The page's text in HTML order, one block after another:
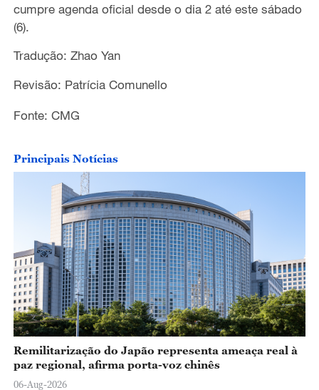
cumpreagenda oficial desde o dia 2 até este sábado
(6).
Tradução: Zhao Yan
Revisão: Patrícia Comunello
Fonte: CMG
Principais Notícias
Remilitarização do Japão representa ameaça real à
paz regional, afirma porta-voz chinês
06-Aug-2026